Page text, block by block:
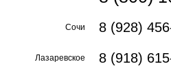
Сочи 8 (928)
Лазаревское 8 (918)